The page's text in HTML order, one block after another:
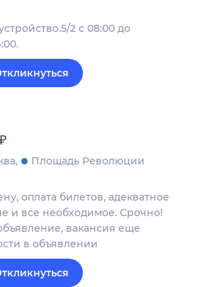
2 с 08:00 до
₽
Площадь Революции
оплата билетов, адекватное
и все необходимое. Срочно!
вакансия еще
в объявлении